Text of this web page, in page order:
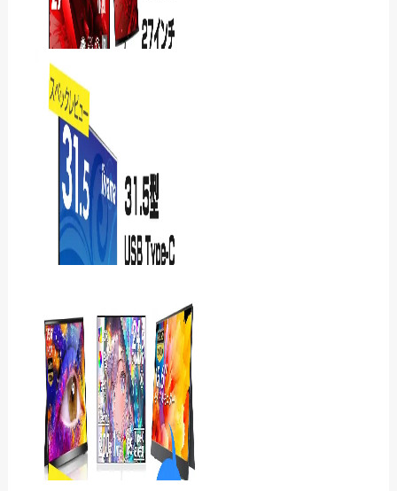
iiyamaのProLite
XB2497HSN-B1Jレビュー
｜USB-C 1本で給電…
Acer Nitro
ED270W0bmiipxをレ
ビュー｜240Hzの滑らかさ
と湾曲画…